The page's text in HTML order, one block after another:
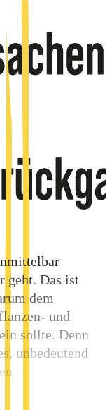
geht. Das ist
dem
und
sollte. Denn
unbedeutend